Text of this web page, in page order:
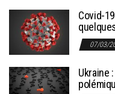
Covid-
07/03/
Ukraine